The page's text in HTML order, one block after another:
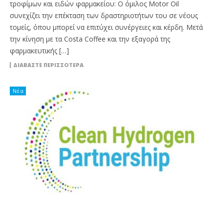
τροφίμων και ειδών φαρμακείου: Ο όμιλος Motor Oil
συνεχίζει την επέκταση των δραστηριοτήτων του σε νέους
τομείς, όπου μπορεί να επιτύχει συνέργειες και κέρδη. Μετά
την κίνηση με τα Costa Coffee και την εξαγορά της
φαρμακευτικής […]
ΔΙΑΒΆΣΤΕ ΠΕΡΙΣΣΌΤΕΡΑ
Νέα